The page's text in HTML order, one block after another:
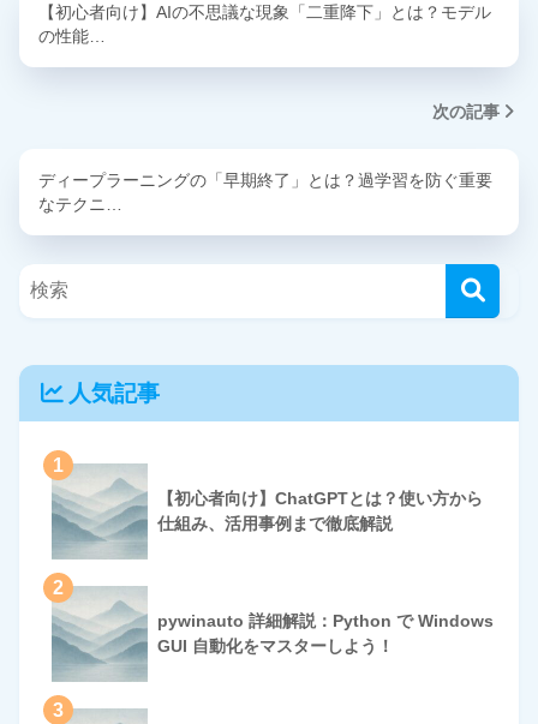
【初心者向け】AIの不思議な現象「二重降下」とは？モデル
の性能…
次の記事
ディープラーニングの「早期終了」とは？過学習を防ぐ重要
なテクニ…
人気記事
1
【初心者向け】ChatGPTとは？使い方から
仕組み、活用事例まで徹底解説
2
pywinauto 詳細解説：Python で Windows
GUI 自動化をマスターしよう！
3